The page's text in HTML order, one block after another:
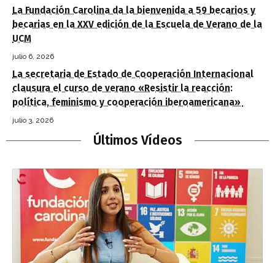
La Fundación Carolina da la bienvenida a 59 becarios y
becarias en la XXV edición de la Escuela de Verano de la
UCM
julio 6, 2026
La secretaria de Estado de Cooperación Internacional
clausura el curso de verano «Resistir la reacción:
política, feminismo y cooperación iberoamericana»
julio 3, 2026
Últimos Vídeos